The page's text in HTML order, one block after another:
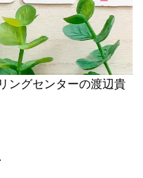
ングセンターの渡辺貴